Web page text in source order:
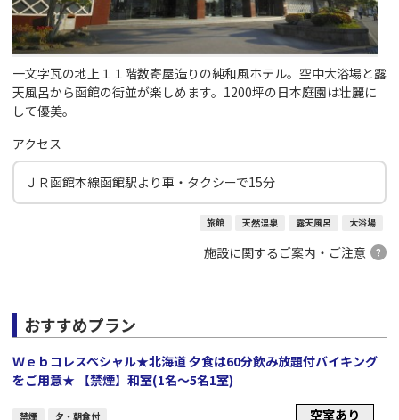
一文字瓦の地上１１階数寄屋造りの純和風ホテル。空中大浴場と露
天風呂から函館の街並が楽しめます。1200坪の日本庭園は壮麗に
して優美。
アクセス
ＪＲ函館本線函館駅より車・タクシーで15分
旅館 天然温泉 露天風呂 大浴場
施設に関するご案内・ご注意
おすすめプラン
Ｗｅｂコレスペシャル★北海道 夕食は60分飲み放題付バイキング
をご用意★ 【禁煙】和室(1名～5名1室)
禁煙 夕・朝食付 空室あり